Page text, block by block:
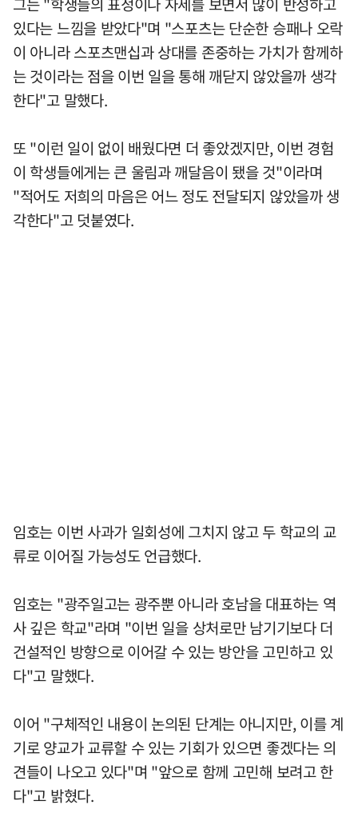
있다는 느낌을 받았다"며 "스포츠는 단순한 승패나 오락
이 아니라 스포츠맨십과 상대를 존중하는 가치가 함께하
는 것이라는 점을 이번 일을 통해 깨닫지 않았을까 생각
한다"고 말했다.
또 "이런 일이 없이 배웠다면 더 좋았겠지만, 이번 경험
이 학생들에게는 큰 울림과 깨달음이 됐을 것"이라며
"적어도 저희의 마음은 어느 정도 전달되지 않았을까 생
각한다"고 덧붙였다.
임호는 이번 사과가 일회성에 그치지 않고 두 학교의 교
류로 이어질 가능성도 언급했다.
임호는 "광주일고는 광주뿐 아니라 호남을 대표하는 역
사 깊은 학교"라며 "이번 일을 상처로만 남기기보다 더
건설적인 방향으로 이어갈 수 있는 방안을 고민하고 있
다"고 말했다.
이어 "구체적인 내용이 논의된 단계는 아니지만, 이를 계
기로 양교가 교류할 수 있는 기회가 있으면 좋겠다는 의
견들이 나오고 있다"며 "앞으로 함께 고민해 보려고 한
다"고 밝혔다.